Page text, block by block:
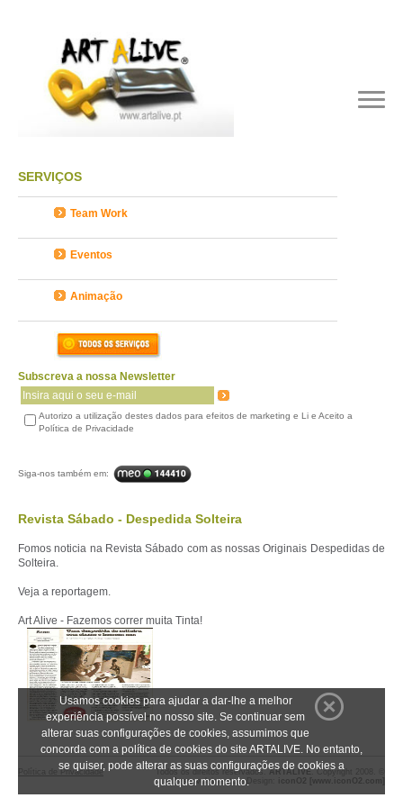
SERVIÇOS
Team Work
Eventos
Animação
Subscreva a nossa Newsletter
Autorizo a utilização destes dados para efeitos de marketing e Li e Aceito a
Política de Privacidade
Siga-nos também em:
Revista Sábado - Despedida Solteira
Fomos noticia na Revista Sábado com as nossas Originais Despedidas de
Solteira.
Veja a reportagem.
Art Alive - Fazemos correr muita Tinta!
Política de Privacidade Todos os direitos reservados. ARTALIVE. Copyright 2008. ©
Desenvolvimento e Design:
iconO2 [www.iconO2.com]
Usamos cookies para ajudar a dar-lhe a melhor
experiência possível no nosso site. Se continuar sem
alterar suas configurações de cookies, assumimos que
concorda com a política de cookies do site ARTALIVE. No entanto,
se quiser, pode alterar as suas configurações de cookies a
qualquer momento.